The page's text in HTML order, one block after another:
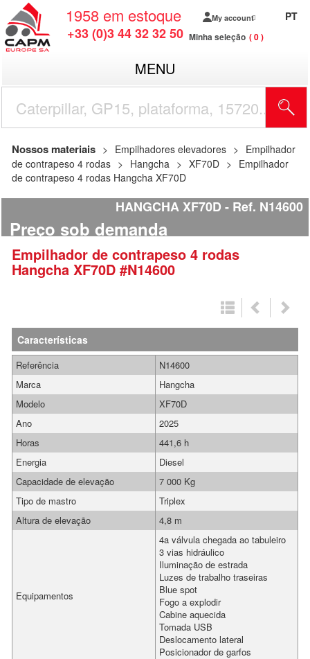
1958 em estoque
+33 (0)3 44 32 32 50
My account
Minha seleção 0
PT
MENU
Nossos materiais Empilhadores elevadores
Empilhador
de contrapeso 4 rodas
Hangcha XF70D
Empilhador
de contrapeso 4 rodas Hangcha XF70D
HANGCHA XF70D Ref. N14600
Preço sob demanda
Empilhador de contrapeso 4 rodas
Hangcha XF70D #N14600
Características
Referência
N14600
Marca
Hangcha
Modelo
XF70D
Ano
2025
Horas
441,6 h
Energia
Diesel
Capacidade de elevação
7 000 Kg
Tipo de mastro
Triplex
Altura de elevação
4,8 m
Equipamentos
4a válvula chegada ao tabuleiro
3 vias hidráulico
Iluminação de estrada
Luzes de trabalho traseiras
Blue spot
Fogo a explodir
Cabine aquecida
Tomada USB
Deslocamento lateral
Posicionador de garfos